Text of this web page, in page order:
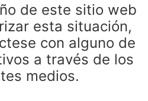
de este sitio web
esta situación,
con alguno de
a través de los
medios.